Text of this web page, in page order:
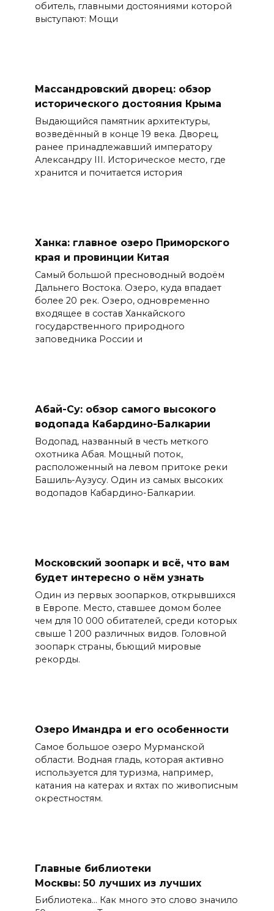
обитель, главными достояниями которой
выступают: Мощи
Массандровский дворец: обзор
исторического достояния Крыма
Выдающийся памятник архитектуры,
возведённый в конце 19 века. Дворец,
ранее принадлежавший императору
Александру III. Историческое место, где
хранится и почитается история
Ханка: главное озеро Приморского
края и провинции Китая
Самый большой пресноводный водоём
Дальнего Востока. Озеро, куда впадает
более 20 рек. Озеро, одновременно
входящее в состав Ханкайского
государственного природного
заповедника России и
Абай-Су: обзор самого высокого
водопада Кабардино-Балкарии
Водопад, названный в честь меткого
охотника Абая. Мощный поток,
расположенный на левом притоке реки
Башиль-Аузусу. Один из самых высоких
водопадов Кабардино-Балкарии.
Московский зоопарк и всё, что вам
будет интересно о нём узнать
Один из первых зоопарков, открывшихся
в Европе. Место, ставшее домом более
чем для 10 000 обитателей, среди которых
свыше 1 200 различных видов. Головной
зоопарк страны, бьющий мировые
рекорды.
Озеро Имандра и его особенности
Самое большое озеро Мурманской
области. Водная гладь, которая активно
используется для туризма, например,
катания на катерах и яхтах по живописным
окрестностям.
Главные библиотеки
Москвы: 50 лучших из лучших
Библиотека… Как много это слово значило